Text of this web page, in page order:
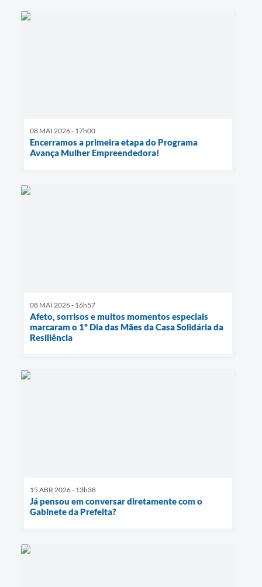
08 MAI 2026 - 17h00
Encerramos a primeira etapa do Programa
Avança Mulher Empreendedora!
08 MAI 2026 - 16h57
Afeto, sorrisos e muitos momentos especiais
marcaram o 1º Dia das Mães da Casa Solidária da
Resiliência
15 ABR 2026 - 13h38
Já pensou em conversar diretamente com o
Gabinete da Prefeita?